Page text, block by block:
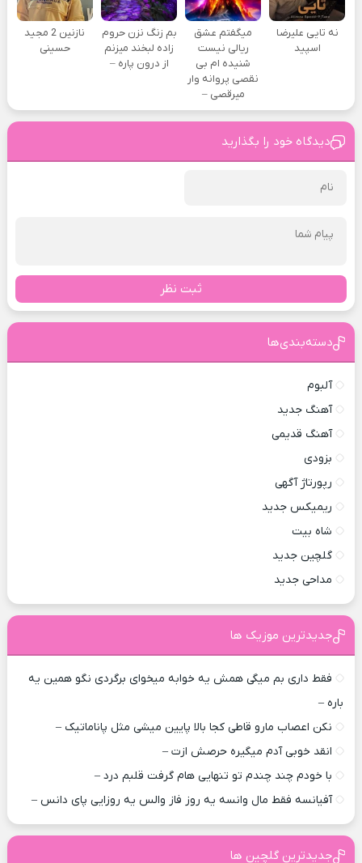
نه تایی علیرضا
اسپید
میگفتم عشق
ریالی نیست
شنیده ام بی
نقصی پروانه وار
میرقصی –
بم زنگ نزن حروم
زاده لبخند میزنم
از درون پاره –
نازنین 2 مجید
حسینی
دیدگاه خود را بگذارید
ثبت نظر
دسته‌بندی‌ها
آلبوم
آهنگ جدید
آهنگ قدیمی
بزودی
رپورتاژ آگهی
ریمیکس جدید
شاه بیت
گلچین جدید
مداحی جدید
جدیدترین موزیک ها
فقط داری بم میگی همش یه خوابه میخوای برگردی نگو همین یه
باره –
نکن اعصاب مارو قاطی کجا بالا پایین میشی مثل پاناماتیک –
انقد خوبی آدم میگیره حرصش ازت –
با خودم چند چندم تو تنهایی هام گرفت قلبم درد –
آفیانسه فقط مال وانسه یه روز فاز والس یه روزایی پای دانس –
جدیدترین گلچین ها